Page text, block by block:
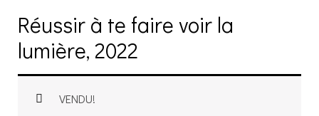
Réussir à te faire voir la
lumière, 2022
VENDU!